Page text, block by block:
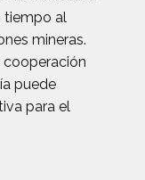
tiempo al
mineras.
puede
para el